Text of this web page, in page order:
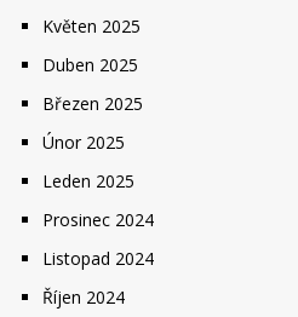
Květen 2025
Duben 2025
Březen 2025
Únor 2025
Leden 2025
Prosinec 2024
Listopad 2024
Říjen 2024